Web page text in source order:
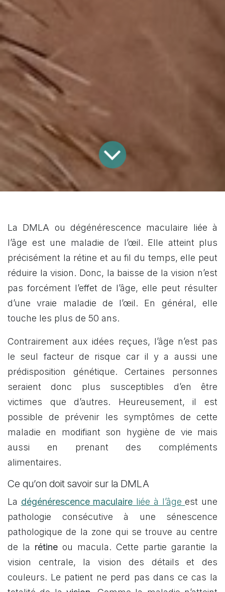
La DMLA ou dégénérescence maculaire liée à
l’âge est une maladie de l’œil. Elle atteint plus
précisément la rétine et au fil du temps, elle peut
réduire la vision. Donc, la baisse de la vision n’est
pas forcément l’effet de l’âge, elle peut résulter
d’une vraie maladie de l’œil. En général, elle
touche les plus de 50 ans.
Contrairement aux idées reçues, l’âge n’est pas
le seul facteur de risque car il y a aussi une
prédisposition génétique. Certaines personnes
seraient donc plus susceptibles d’en être
victimes que d’autres. Heureusement, il est
possible de prévenir les symptômes de cette
maladie en modifiant son hygiène de vie mais
aussi en prenant des compléments
alimentaires.
Ce qu’on doit savoir sur la DMLA
La dégénérescence maculaire liée à l’âgeest une
pathologie consécutive à une sénescence
pathologique de la zone qui se trouve au centre
de la rétine ou macula. Cette partie garantie la
vision centrale, la vision des détails et des
couleurs. Le patient ne perd pas dans ce cas la